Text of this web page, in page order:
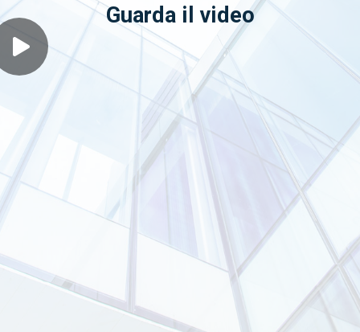
Guarda il video